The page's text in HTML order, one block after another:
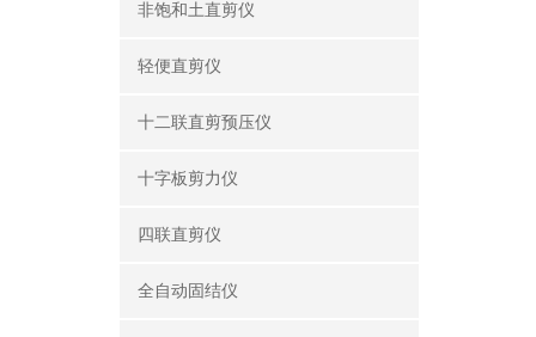
非饱和土直剪仪
轻便直剪仪
十二联直剪预压仪
十字板剪力仪
四联直剪仪
全自动固结仪